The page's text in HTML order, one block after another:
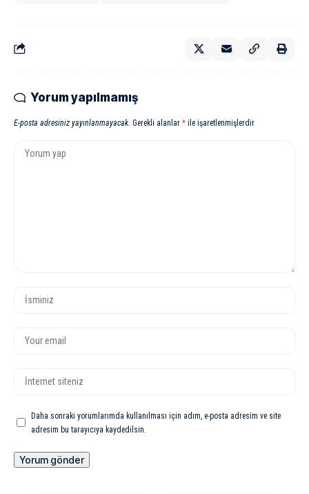
Yorum yapılmamış
E-posta adresiniz yayınlanmayacak. Gerekli alanlar * ile işaretlenmişlerdir
Daha sonraki yorumlarımda kullanılması için adım, e-posta adresim ve site
adresim bu tarayıcıya kaydedilsin.